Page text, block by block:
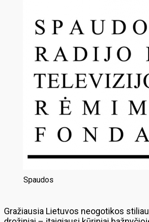
Spaudos
Gražiausia Lietuvos neogotikos